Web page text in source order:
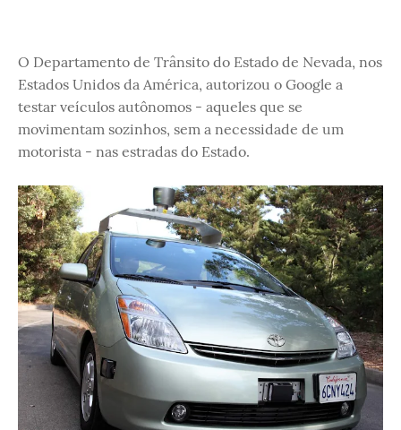
O Departamento de Trânsito do Estado de Nevada, nos
Estados Unidos da América, autorizou o Google a
testar veículos autônomos - aqueles que se
movimentam sozinhos, sem a necessidade de um
motorista - nas estradas do Estado.